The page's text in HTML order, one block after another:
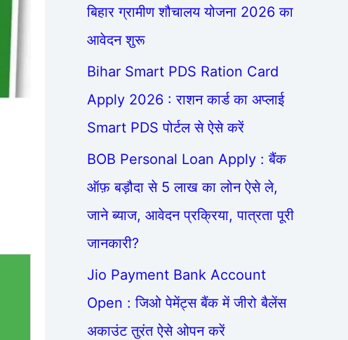
बिहार ग्रामीण शौचालय योजना 2026 का
आवेदन शुरू
Bihar Smart PDS Ration Card
Apply 2026 : राशन कार्ड का अप्लाई
Smart PDS पोर्टल से ऐसे करें
BOB Personal Loan Apply : बैंक
ऑफ़ बड़ौदा से 5 लाख का लोन ऐसे ले,
जाने ब्याज, आवेदन प्रक्रिया, पात्रता पूरी
जानकारी?
Jio Payment Bank Account
Open : जिओ पेमेंट्स बैंक में जीरो बैलेंस
अकाउंट तुरंत ऐसे ओपन करें